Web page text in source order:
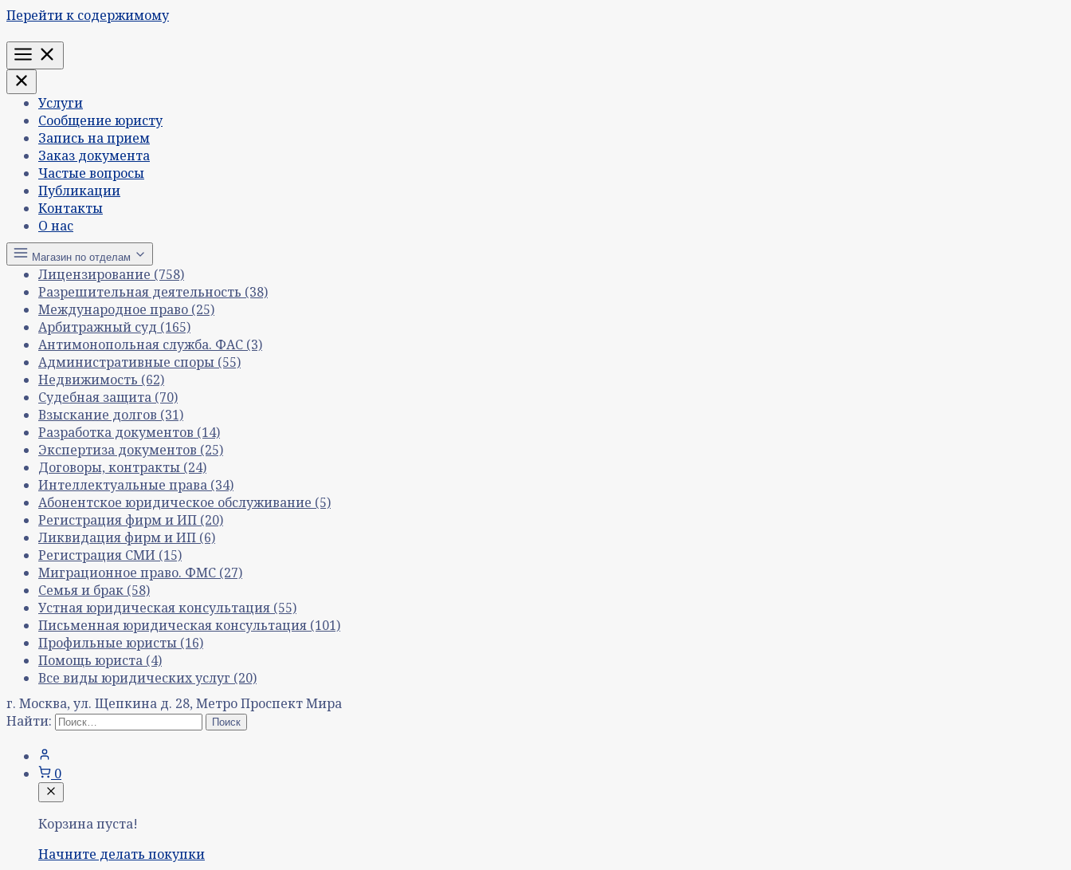
Перейти к содержимому
Меню
Услуги
Сообщение юристу
Запись на прием
Заказ документа
Частые вопросы
Публикации
Контакты
О нас
Магазин по отделам
Лицензирование (758)
Разрешительная деятельность (38)
Международное право (25)
Арбитражный суд (165)
Антимонопольная служба. ФАС (3)
Административные споры (55)
Недвижимость (62)
Судебная защита (70)
Взыскание долгов (31)
Разработка документов (14)
Экспертиза документов (25)
Договоры, контракты (24)
Интеллектуальные права (34)
Абонентское юридическое обслуживание (5)
Регистрация фирм и ИП (20)
Ликвидация фирм и ИП (6)
Регистрация СМИ (15)
Миграционное право. ФМС (27)
Семья и брак (58)
Устная юридическая консультация (55)
Письменная юридическая консультация (101)
Профильные юристы (16)
Помощь юриста (4)
Все виды юридических услуг (20)
г. Москва, ул. Щепкина д. 28, Метро Проспект Мира
Найти:
0
Корзина пуста!
Начните делать покупки